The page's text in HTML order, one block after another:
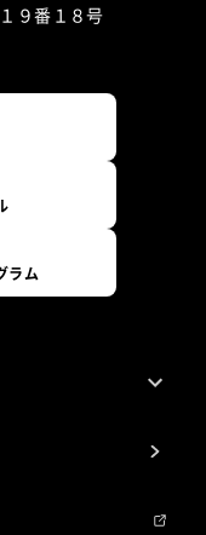
９番１８号
ラム